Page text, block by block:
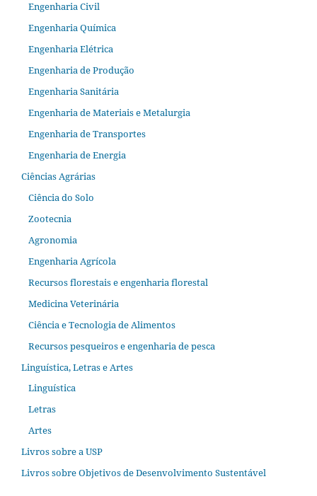
Engenharia Civil
Engenharia Química
Engenharia Elétrica
Engenharia de Produção
Engenharia Sanitária
Engenharia de Materiais e Metalurgia
Engenharia de Transportes
Engenharia de Energia
Ciências Agrárias
Ciência do Solo
Zootecnia
Agronomia
Engenharia Agrícola
Recursos florestais e engenharia florestal
Medicina Veterinária
Ciência e Tecnologia de Alimentos
Recursos pesqueiros e engenharia de pesca
Linguística, Letras e Artes
Linguística
Letras
Artes
Livros sobre a USP
Livros sobre Objetivos de Desenvolvimento Sustentável